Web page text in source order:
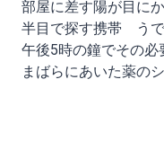
部屋に差す陽が目に
半目で探す携帯 う
午後5時の鐘でその必
まばらにあいた薬の